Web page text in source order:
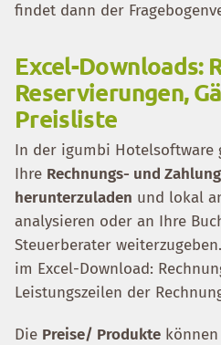
findet dann der
Excel-Downloads:
Reservierungen,
Preisliste
In der igumbi Hotelsoftware
Ihre Rechnungs- und
herunterzuladen und lokal
analysieren oder an Ihre
Steuerberater
im Excel-Download:
Leistungszeilen der
Die Preise/ Produkte